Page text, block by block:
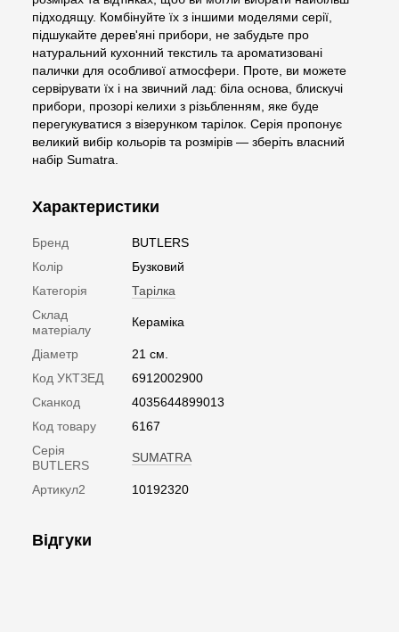
підходящу. Комбінуйте їх з іншими моделями серії,
підшукайте дерев'яні прибори, не забудьте про
натуральний кухонний текстиль та ароматизовані
палички для особливої атмосфери. Проте, ви можете
сервірувати їх і на звичний лад: біла основа, блискучі
прибори, прозорі келихи з різьбленням, яке буде
перегукуватися з візерунком тарілок. Серія пропонує
великий вибір кольорів та розмірів — зберіть власний
набір Sumatra.
Характеристики
Бренд
BUTLERS
Колір
Бузковий
Категорія
Тарілка
Склад
матеріалу
Кераміка
Діаметр
21 см.
Код УКТЗЕД
6912002900
Сканкод
4035644899013
Код товару
6167
Серія
BUTLERS
SUMATRA
Артикул2 10192320
Відгуки